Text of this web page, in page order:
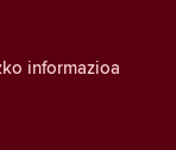
informazioa